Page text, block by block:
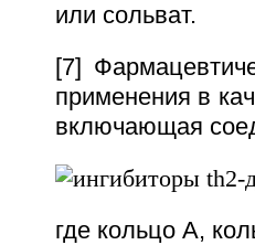
или сольват.
[7]
применения в
включающая
где кольцо А,